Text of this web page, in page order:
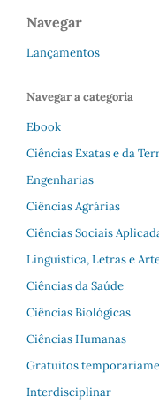
Navegar
Lançamentos
Navegar a categoria
Ebook
Ciências Exatas e da
Engenharias
Ciências Agrárias
Ciências Sociais
Linguística, Letras e
Ciências da Saúde
Ciências Biológicas
Ciências Humanas
Gratuitos
Interdisciplinar